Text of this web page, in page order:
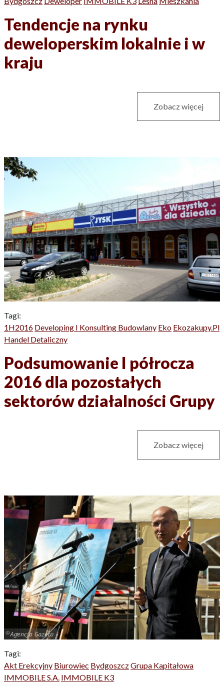
Tendencje na rynku
deweloperskim lokalnie i w
kraju
Zobacz więcej
Tagi:
1H2016 Developing I Konsulting Budowlany Eko Ekozakupy.pl
Handel Detaliczny
Podsumowanie I półrocza
2016 dla pozostałych
sektorów działalności Grupy
Zobacz więcej
Tagi:
Akt Erekcyjny Biurowiec BydgoszczGrupa Kapitałowa
IMMOBILE S.A. IMMOBILE K3